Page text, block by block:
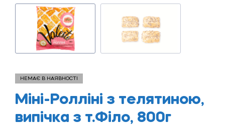
НЕМАЄ В НАЯВНОСТІ
Міні-Ролліні з телятиною,
випічка з т.Філо, 800г